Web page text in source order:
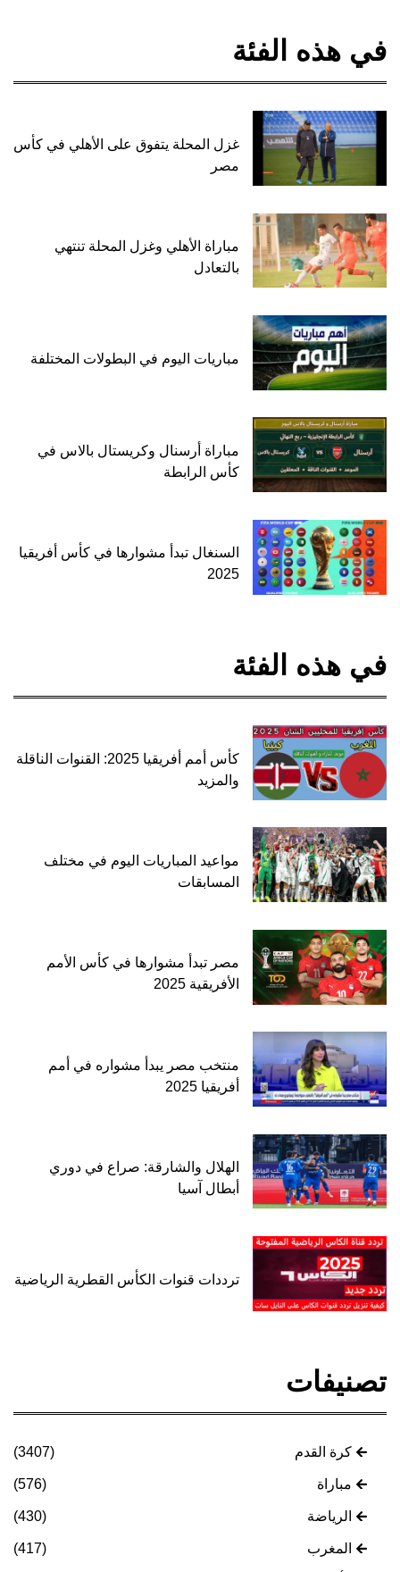
في هذه الفئة
غزل المحلة يتفوق على الأهلي في كأس
مصر
مباراة الأهلي وغزل المحلة تنتهي
بالتعادل
مباريات اليوم في البطولات المختلفة
مباراة أرسنال وكريستال بالاس في
كأس الرابطة
السنغال تبدأ مشوارها في كأس أفريقيا
2025
في هذه الفئة
كأس أمم أفريقيا 2025: القنوات الناقلة
والمزيد
مواعيد المباريات اليوم في مختلف
المسابقات
مصر تبدأ مشوارها في كأس الأمم
الأفريقية 2025
منتخب مصر يبدأ مشواره في أمم
أفريقيا 2025
الهلال والشارقة: صراع في دوري
أبطال آسيا
ترددات قنوات الكأس القطرية الرياضية
تصنيفات
كرة القدم (3407)
مباراة (576)
الرياضة (430)
المغرب (417)